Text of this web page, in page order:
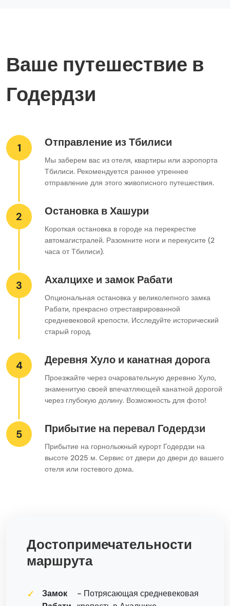
Ваше путешествие в
Годердзи
1 Отправление из Тбилиси
Мы заберем вас из отеля, квартиры или аэропорта
Тбилиси. Рекомендуется раннее утреннее
отправление для этого живописного путешествия.
2 Остановка в Хашури
Короткая остановка в городе на перекрестке
автомагистралей. Разомните ноги и перекусите (2
часа от Тбилиси).
3 Ахалцихе и замок Рабати
Опциональная остановка у великолепного замка
Рабати, прекрасно отреставрированной
средневековой крепости. Исследуйте исторический
старый город.
4 Деревня Хуло и канатная дорога
Проезжайте через очаровательную деревню Хуло,
знаменитую своей впечатляющей канатной дорогой
через глубокую долину. Возможность для фото!
5 Прибытие на перевал Годердзи
Прибытие на горнолыжный курорт Годердзи на
высоте 2025 м. Сервис от двери до двери до вашего
отеля или гостевого дома.
Достопримечательности
маршрута
Замок
- Потрясающая средневековая